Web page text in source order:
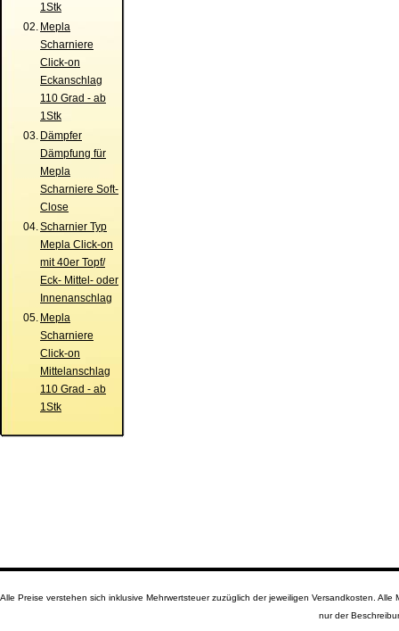
1Stk
02. Mepla
Scharniere
Click-on
Eckanschlag
110 Grad - ab
1Stk
03. Dämpfer
Dämpfung für
Mepla
Scharniere Soft-
Close
04.Scharnier Typ
Mepla Click-on
mit 40er Topf/
Eck- Mittel- oder
Innenanschlag
05. Mepla
Scharniere
Click-on
Mittelanschlag
110 Grad - ab
1Stk
Alle Preise verstehen sich inklusive Mehrwertsteuer zuzüglich der jeweiligen Versandkosten.
nur der